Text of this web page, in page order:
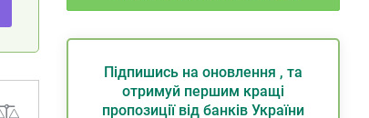
Підпишись на оновлення , та
отримуй першим кращі
пропозиції від банків України